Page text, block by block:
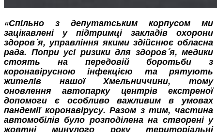
«Спільно з депутатським корпусом ми
зацікавлені у підтримці закладів охорони
здоров´я, управління якими здійснює обласна
рада. Попри усі ризики для здоров´я, медики
стоять на передовій боротьби з
коронавірусною інфекцією та рятують
жителів нашої Хмельниччини, тому
оновлення автопарку центрів екстреної
допомоги є особливо важливим в умовах
пандемії коронавірусу. Разом з тим, частина
автомобілів було розподілена на створені у
жовтні минулого року територіальні